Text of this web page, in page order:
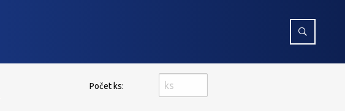
Počet ks: